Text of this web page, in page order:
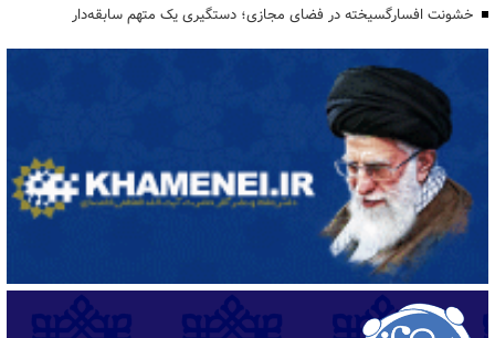
خشونت افسارگسیخته در فضای مجازی؛ دستگیری یک متهم سابقه‌دار